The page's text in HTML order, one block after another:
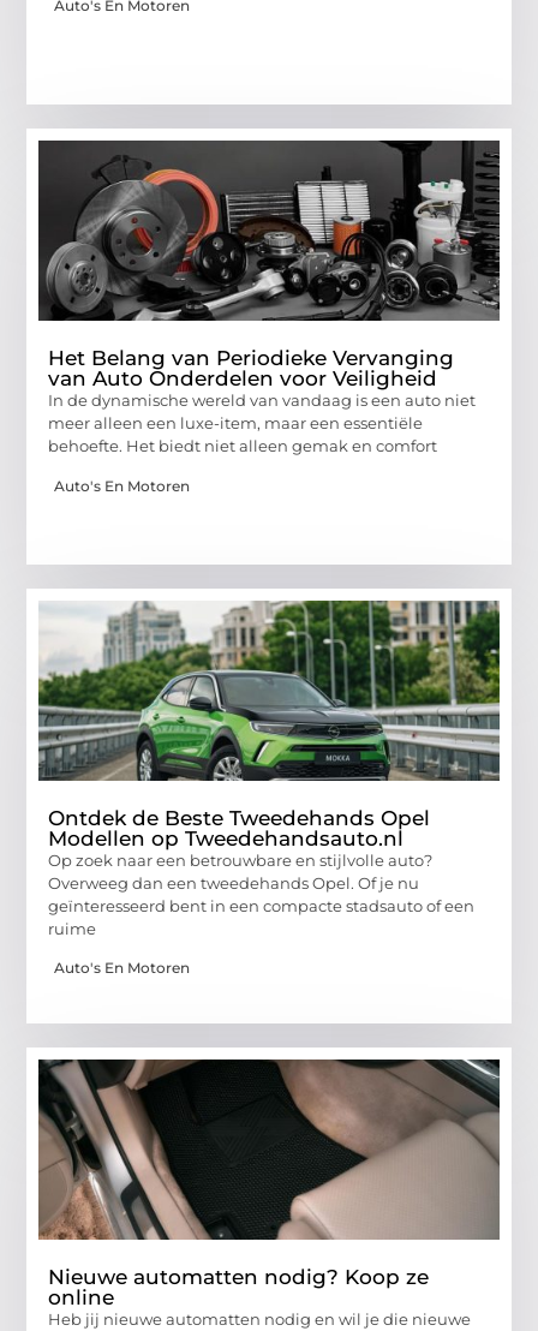
Auto's En Motoren
Het Belang van Periodieke Vervanging
van Auto Onderdelen voor Veiligheid
In de dynamische wereld van vandaag is een auto niet
meer alleen een luxe-item, maar een essentiële
behoefte. Het biedt niet alleen gemak en comfort
Auto's En Motoren
Ontdek de Beste Tweedehands Opel
Modellen op Tweedehandsauto.nl
Op zoek naar een betrouwbare en stijlvolle auto?
Overweeg dan een tweedehands Opel. Of je nu
geïnteresseerd bent in een compacte stadsauto of een
ruime
Auto's En Motoren
Nieuwe automatten nodig? Koop ze
online
Heb jij nieuwe automatten nodig en wil je die nieuwe